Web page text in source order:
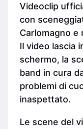
Videoclip
con
Carlomagno e
Il video lascia
schermo, la
band in cura
problemi di
inaspettato.
Le scene del